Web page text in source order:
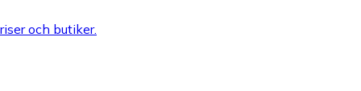
och butiker.